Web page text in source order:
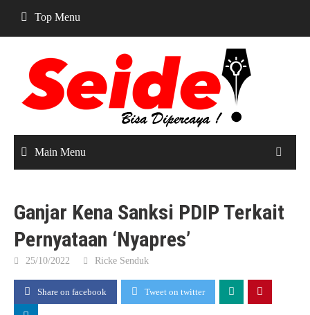
content
Top Menu
Main Menu
Ganjar Kena Sanksi PDIP Terkait
Pernyataan ‘Nyapres’
25/10/2022 Ricke Senduk
Share on facebook Tweet on twitter